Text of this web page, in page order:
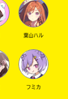
葉山ハル
フミカ